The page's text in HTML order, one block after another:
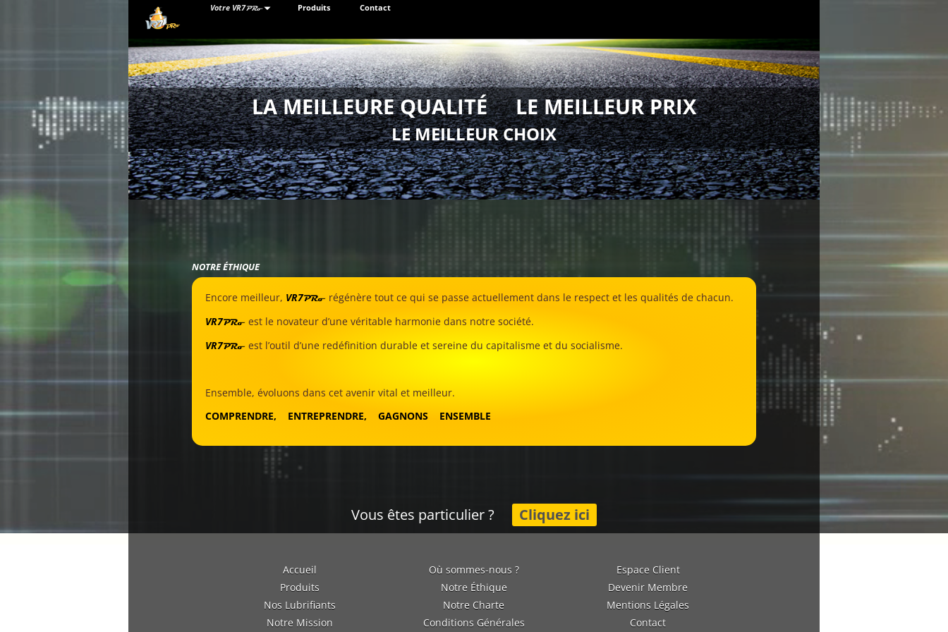
Votre VR7PRo Produits Contact
LA MEILLEURE QUALITÉ LE MEILLEUR PRIX
LE MEILLEUR CHOIX
NOTRE ÉTHIQUE
Encore meilleur, VR7PRorégénère tout ce qui se passe actuellement dans le respect et les qualités de chacun.
VR7PRoest le novateur d’une véritable harmonie dans notre société.
VR7PRoest l’outil d’une redéfinition durable et sereine du capitalisme et du socialisme.
Ensemble, évoluons dans cet avenir vital et meilleur.
COMPRENDRE, ENTREPRENDRE, GAGNONS ENSEMBLE
Vous êtes particulier ? Cliquez ici
Accueil Où sommes-nous ?
Espace Client
Produits
Notre Éthique
Devenir Membre
Nos Lubrifiants
Notre Charte
Mentions Légales
Notre Mission
Conditions Générales Contact